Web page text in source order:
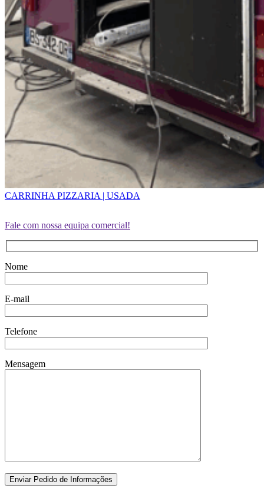
CARRINHA PIZZARIA | USADA
Fale com nossa equipa comercial!
Nome
E-mail
Telefone
Mensagem